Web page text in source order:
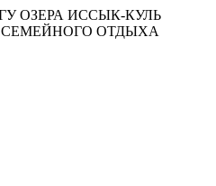
ОЗЕРА ИССЫК-КУЛЬ
ОТДЫХА